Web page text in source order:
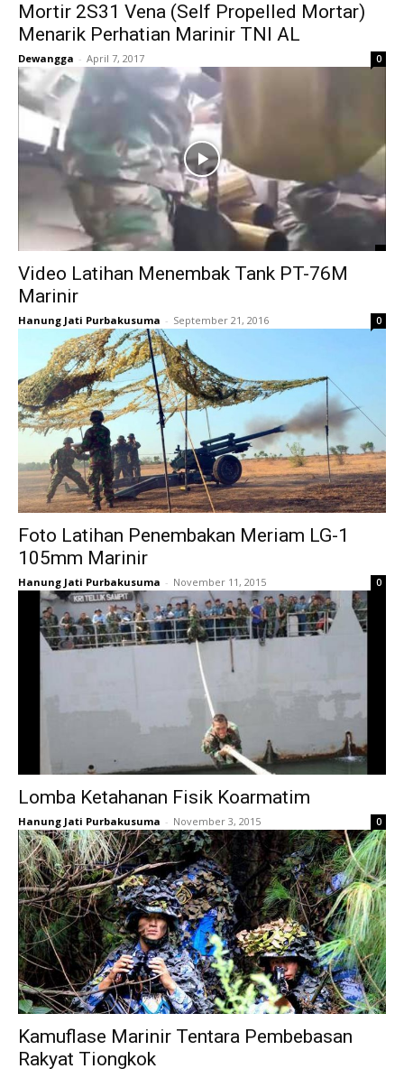
Mortir 2S31 Vena (Self Propelled Mortar)
Menarik Perhatian Marinir TNI AL
Dewangga - April 7, 2017 0
Video Latihan Menembak Tank PT-76M
Marinir
Hanung Jati Purbakusuma - September 21, 2016 0
Foto Latihan Penembakan Meriam LG-1
105mm Marinir
Hanung Jati Purbakusuma - November 11, 2015 0
Lomba Ketahanan Fisik Koarmatim
Hanung Jati Purbakusuma - November 3, 2015 0
Kamuflase Marinir Tentara Pembebasan
Rakyat Tiongkok